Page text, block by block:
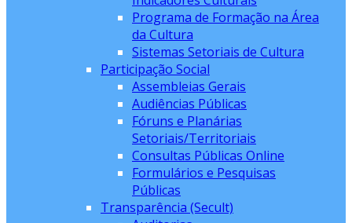
Programa de Formação na Área
da Cultura
Sistemas Setoriais de Cultura
Participação Social
Assembleias Gerais
Audiências Públicas
Fóruns e Planárias
Setoriais/Territoriais
Consultas Públicas Online
Formulários e Pesquisas
Públicas
Transparência (Secult)